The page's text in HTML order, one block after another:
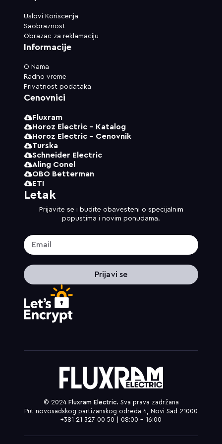
Uslovi Koriscenja
Saobraznost
Obrazac za reklamaciju
Informacije
O Nama
Radno vreme
Privatnost podataka
Cenovnici
Fluxram
Horoz Electric - Katalog
Horoz Electric - Cenovnik
Turska
Schneider Electric
Aling Conel
OBO Betterman
ETI
Letak
Prijavite se i budite obavesteni o specijalnim
popustima i novim ponudama.
Prijavi se
© 2024 Fluxram Electric. Sva prava zadržana
Put novosadskog partizanskog odreda 4, Novi Sad 21000
+381 21 327 00 50 | 08:00 – 16:00